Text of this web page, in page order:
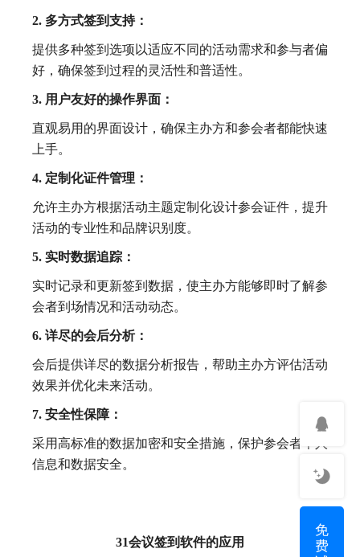
2. 多方式签到支持：
提供多种签到选项以适应不同的活动需求和参与者偏
好，确保签到过程的灵活性和普适性。
3. 用户友好的操作界面：
直观易用的界面设计，确保主办方和参会者都能快速
上手。
4. 定制化证件管理：
允许主办方根据活动主题定制化设计参会证件，提升
活动的专业性和品牌识别度。
5. 实时数据追踪：
实时记录和更新签到数据，使主办方能够即时了解参
会者到场情况和活动动态。
6. 详尽的会后分析：
会后提供详尽的数据分析报告，帮助主办方评估活动
效果并优化未来活动。
7. 安全性保障：
采用高标准的数据加密和安全措施，保护参会者个人
信息和数据安全。
31会议签到软件的应用
免
费